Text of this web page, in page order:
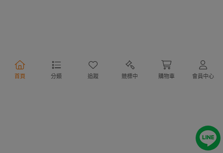
首頁 分類 追蹤 競標中 購物車 會員中心